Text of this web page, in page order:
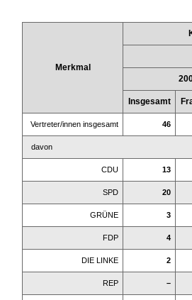
Merkmal
Insgesamt
Vertreter/innen insgesamt 46
davon
CDU 13
SPD 20
GRÜNE 3
FDP 4
DIE LINKE 2
REP –